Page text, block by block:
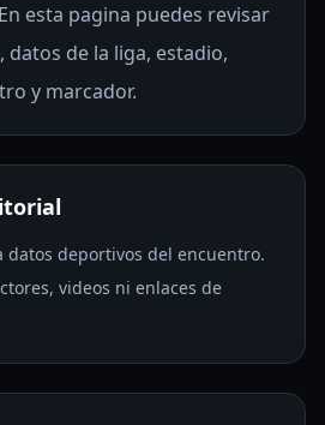
esta pagina puedes revisar
de la liga, estadio,
y marcador.
datos deportivos del encuentro.
videos ni enlaces de